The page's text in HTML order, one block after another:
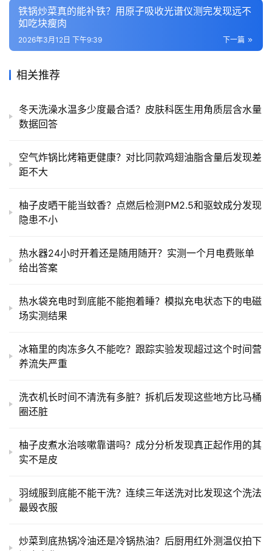
铁锅炒菜真的能补铁？用原子吸收光谱仪测完发现远不
如吃块瘦肉
下一篇
2026年3月12日 下午9:39
相关推荐
冬天洗澡水温多少度最合适？皮肤科医生用角质层含水量
数据回答
空气炸锅比烤箱更健康？对比同款鸡翅油脂含量后发现差
距不大
柚子皮晒干能当蚊香？点燃后检测PM2.5和驱蚊成分发现
隐患不小
热水器24小时开着还是随用随开？实测一个月电费账单
给出答案
热水袋充电时到底能不能抱着睡？模拟充电状态下的电磁
场实测结果
冰箱里的肉冻多久不能吃？跟踪实验发现超过这个时间营
养流失严重
洗衣机长时间不清洗有多脏？拆机后发现这些地方比马桶
圈还脏
柚子皮煮水治咳嗽靠谱吗？成分分析发现真正起作用的其
实不是皮
羽绒服到底能不能干洗？连续三年送洗对比发现这个洗法
最毁衣服
炒菜到底热锅冷油还是冷锅热油？后厨用红外测温仪拍下